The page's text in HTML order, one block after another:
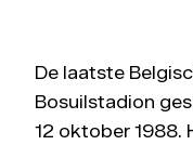
De laatste
Bosuilstadion
12 oktober 1988.